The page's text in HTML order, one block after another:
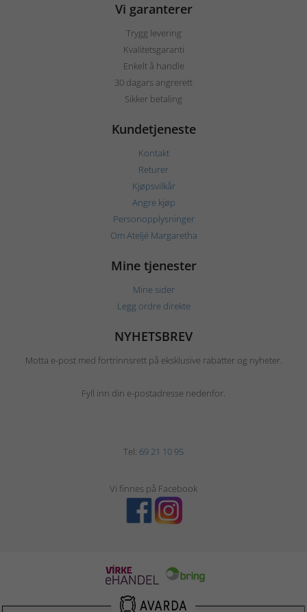
Vi garanterer
Trygg levering
Kvalitetsgaranti
Enkelt å handle
30 dagars angrerett
Sikker betaling
Kundetjeneste
Kontakt
Returer
Kjøpsvilkår
Angre kjøp
Personopplysninger
Om Ateljé Margaretha
Mine tjenester
Mine sider
Legg ordre direkte
NYHETSBREV
Motta e-post med fortrinnsrett på eksklusive rabatter og nyheter.
Fyll inn din e-postadresse nedenfor.
Tel: 69 21 10 95
Vi finnes på Facebook